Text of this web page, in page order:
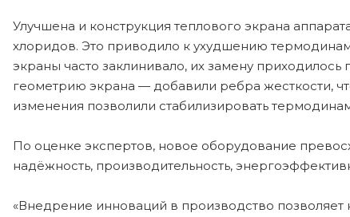
Улучшена и конструкция теплового экрана
хлоридов. Это приводило к ухудшению
экраны часто заклинивало, их замену
геометрию экрана — добавили ребра жесткости,
изменения позволили стабилизировать
По оценке экспертов, новое оборудование
надёжность, производительность,
«Внедрение инноваций в производство позволяет